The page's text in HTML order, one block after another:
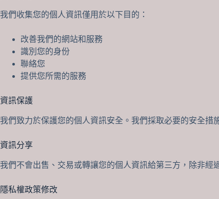
我們收集您的個人資訊僅用於以下目的：
改善我們的網站和服務
識別您的身份
聯絡您
提供您所需的服務
資訊保護
我們致力於保護您的個人資訊安全。我們採取必要的安全措
資訊分享
我們不會出售、交易或轉讓您的個人資訊給第三方，除非經
隱私權政策修改